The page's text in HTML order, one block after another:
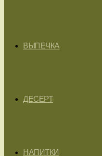
ВЫПЕЧКА
ДЕСЕРТ
НАПИТКИ